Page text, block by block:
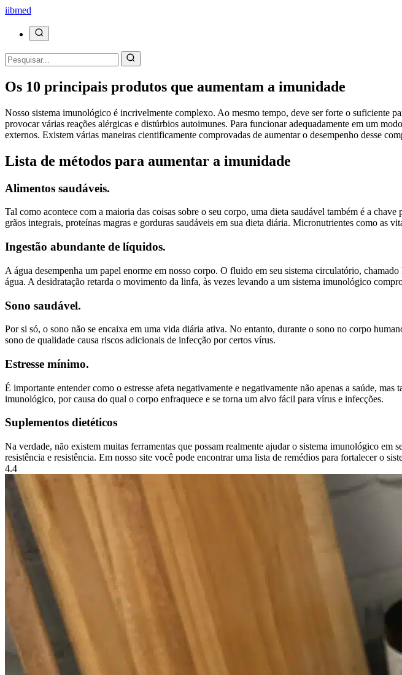
iibmed
Os 10 principais produtos que aumentam a imunidade
Nosso sistema imunológico é incrivelmente complexo. Ao mesmo tempo, deve ser forte o suficiente
provocar várias reações alérgicas e distúrbios autoimunes. Para funcionar adequadamente em um
externos. Existem várias maneiras cientificamente comprovadas de aumentar o desempenho desse
Lista de métodos para aumentar a imunidade
Alimentos saudáveis.
Tal como acontece com a maioria das coisas sobre o seu corpo, uma dieta saudável também é a
grãos integrais, proteínas magras e gorduras saudáveis ​​em sua dieta diária. Micronutrientes como as
Ingestão abundante de líquidos.
A água desempenha um papel enorme em nosso corpo. O fluido em seu sistema circulatório,
água. A desidratação retarda o movimento da linfa, às vezes levando a um sistema imunológico
Sono saudável.
Por si só, o sono não se encaixa em uma vida diária ativa. No entanto, durante o sono no corpo
sono de qualidade causa riscos adicionais de infecção por certos vírus.
Estresse mínimo.
É importante entender como o estresse afeta negativamente e negativamente não apenas a saúde,
imunológico, por causa do qual o corpo enfraquece e se torna um alvo fácil para vírus e infecções.
Suplementos dietéticos
Na verdade, não existem muitas ferramentas que possam realmente ajudar o sistema imunológico
resistência e resistência. Em nosso site você pode encontrar uma lista de remédios para fortalecer o
4.4